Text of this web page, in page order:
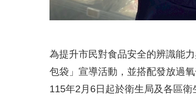
為提升市民對食品安全的辨識能
包袋」宣導活動，並搭配發放過
115年2月6日起於衛生局及各區